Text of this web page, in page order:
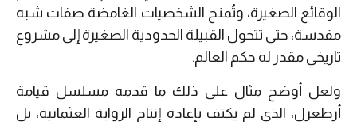
الوقائع الصغيرة، وتُمنح الشخصيات الغامضة صفات شبه
مقدسة، حتى تتحول القبيلة الحدودية الصغيرة إلى مشروع
تاريخي مقدر له حكم العالم.
ولعل أوضح مثال على ذلك ما قدمه مسلسل قيامة
أرطغرل، الذي لم يكتف بإعادة إنتاج الرواية العثمانية، بل